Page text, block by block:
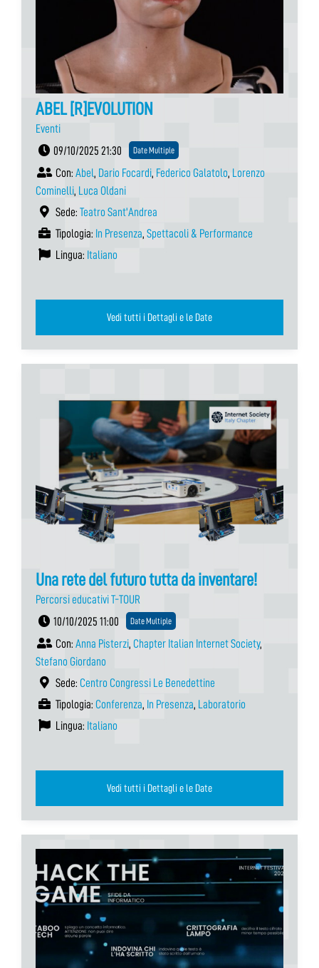
ABEL [R]EVOLUTION
Eventi
09/10/2025 21:30
Date Multiple
Con: Abel, Dario Focardi, Federico Galatolo, Lorenzo
Cominelli, Luca Oldani
Sede: Teatro Sant'Andrea
Tipologia: In Presenza, Spettacoli & Performance
Lingua: Italiano
Vedi tutti i Dettagli e le Date
Una rete del futuro tutta da inventare!
Percorsi educativi T-TOUR
10/10/2025 11:00
Date Multiple
Con: Anna Pisterzi, Chapter Italian Internet Society,
Stefano Giordano
Sede: Centro Congressi Le Benedettine
Tipologia: Conferenza, In Presenza, Laboratorio
Lingua: Italiano
Vedi tutti i Dettagli e le Date